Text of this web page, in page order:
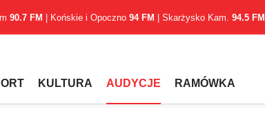
90.7 FM | Końskie i Opoczno 94 FM | Skarżysko Kam. 94.5 FM
KULTURA AUDYCJE RAMÓWKA